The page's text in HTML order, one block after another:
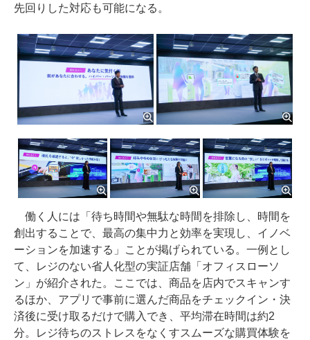
先回りした対応も可能になる。
働く人には「待ち時間や無駄な時間を排除し、時間を
創出することで、最高の集中力と効率を実現し、イノベ
ーションを加速する」ことが掲げられている。一例とし
て、レジのない省人化型の実証店舗「オフィスローソ
ン」が紹介された。ここでは、商品を店内でスキャンす
るほか、アプリで事前に選んだ商品をチェックイン・決
済後に受け取るだけで購入でき、平均滞在時間は約2
分。レジ待ちのストレスをなくすスムーズな購買体験を